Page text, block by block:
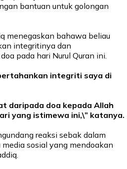
bantuan untuk golongan
menegaskan bahawa beliau
integritinya dan
pada hari Nurul Quran ini.
integriti saya di
daripada doa kepada Allah
yang istimewa ini,\” katanya.
reaksi sebak dalam
sosial yang mendoakan